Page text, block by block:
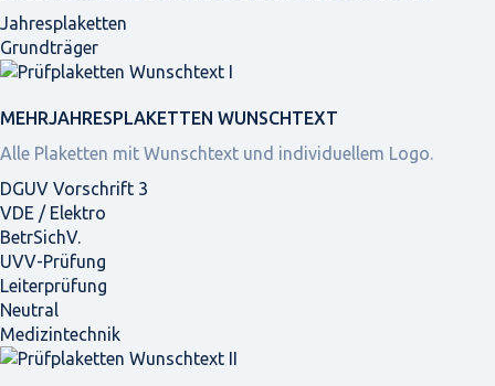
Jahresplaketten
Grundträger
MEHRJAHRES­PLAKETTEN WUNSCHTEXT
Alle Plaketten mit Wunschtext und individuellem Logo.
DGUV Vorschrift 3
VDE / Elektro
BetrSichV.
UVV-Prüfung
Leiterprüfung
Neutral
Medizintechnik